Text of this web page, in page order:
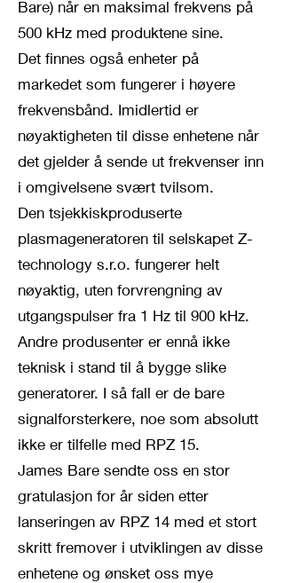
Bare) når en maksimal frekvens på
500 kHz med produktene sine.
Det finnes også enheter på
markedet som fungerer i høyere
frekvensbånd. Imidlertid er
nøyaktigheten til disse enhetene når
det gjelder å sende ut frekvenser inn
i omgivelsene svært tvilsom.
Den tsjekkiskproduserte
plasmageneratoren til selskapet Z-
technology s.r.o. fungerer helt
nøyaktig, uten forvrengning av
utgangspulser fra 1 Hz til 900 kHz.
Andre produsenter er ennå ikke
teknisk i stand til å bygge slike
generatorer. I så fall er de bare
signalforsterkere, noe som absolutt
ikke er tilfelle med RPZ 15.
James Bare sendte oss en stor
gratulasjon for år siden etter
lanseringen av RPZ 14 med et stort
skritt fremover i utviklingen av disse
enhetene og ønsket oss mye